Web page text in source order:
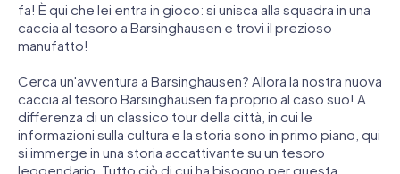
fa! È qui che lei entra in gioco: si unisca alla squadra in una
caccia al tesoro a Barsinghausen e trovi il prezioso
manufatto!
Cerca un'avventura a Barsinghausen? Allora la nostra nuova
caccia al tesoro Barsinghausen fa proprio al caso suo! A
differenza di un classico tour della città, in cui le
informazioni sulla cultura e la storia sono in primo piano, qui
si immerge in una storia accattivante su un tesoro
leggendario. Tutto ciò di cui ha bisogno per questa